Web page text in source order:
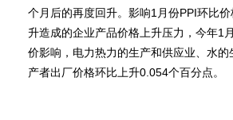
个月后的再度回升。影响1月份PPI环比
升造成的企业产品价格上升压力，今年1
价影响，电力热力的生产和供应业、水
产者出厂价格环比上升0.054个百分点。